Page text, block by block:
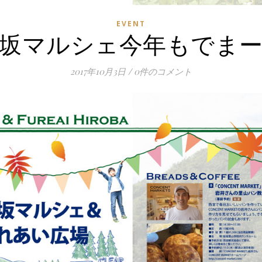
EVENT
マルシェ今年もでま
2017年10月3日 / 0件のコメント